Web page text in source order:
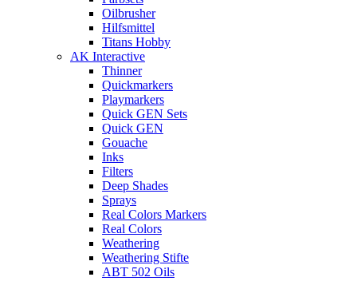
Oilbrusher
Hilfsmittel
Titans Hobby
AK Interactive
Thinner
Quickmarkers
Playmarkers
Quick GEN Sets
Quick GEN
Gouache
Inks
Filters
Deep Shades
Sprays
Real Colors Markers
Real Colors
Weathering
Weathering Stifte
ABT 502 Oils